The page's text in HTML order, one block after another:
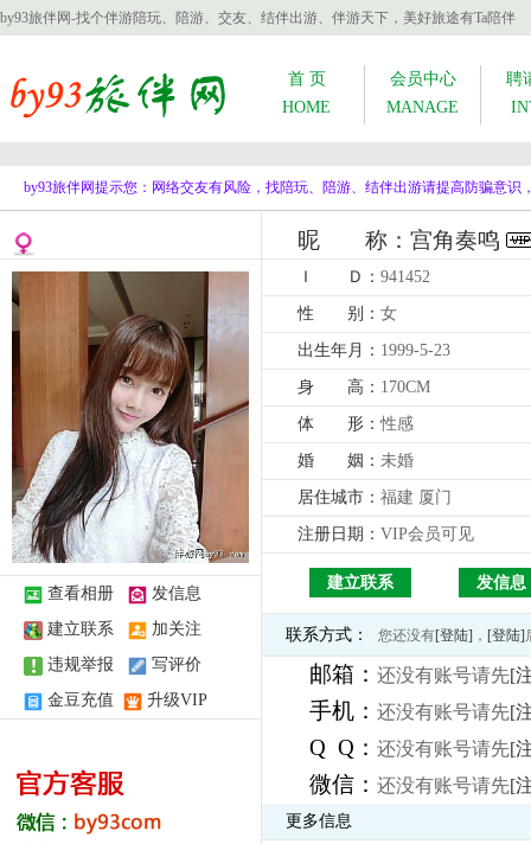
by93旅伴网-找个伴游陪玩、陪游、交友、结伴出游、伴游天下，美好旅途有Ta陪伴
首 页
HOME
会员中心
MANAGE
聘
by93旅伴网提示您：网络交友有风险，找陪玩、陪游、结伴出游请提高防骗意
查看相册
发信息
建立联系
加关注
违规举报
写评价
金豆充值
升级VIP
昵 称：宫角奏鸣
Ｉ Ｄ： 941452
性 别： 女
出生年月： 1999-5-23
身 高： 170CM
体 形：性感
婚 姻： 未婚
居住城市： 福建 厦门
注册日期： VIP会员可见
建立联系 发信息
联系方式： 您还没有[登陆] ， [登陆]
邮箱： 还没有账号请先[
手机： 还没有账号请先[
Q Q： 还没有账号请先[
微信： 还没有账号请先[
更多信息